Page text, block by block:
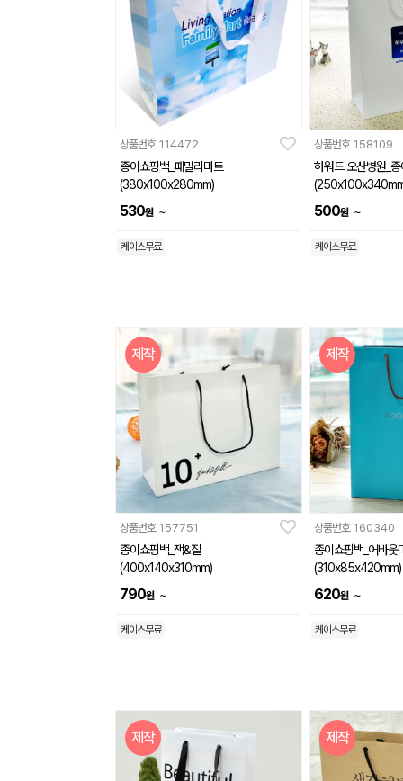
상품번호 114472
종이쇼핑백_패밀리마트
(380x100x280mm)
530원 ~
케이스무료
상품번호 158109
하워드 오산병원_
500원 ~
케이스무료
제작
상품번호 157751
종이쇼핑백_잭&질
(400x140x310mm)
790원 ~
케이스무료
제작
상품번호 160340
종이쇼핑백_어바웃
(310x85x420mm)
620원 ~
케이스무료
제작 제작